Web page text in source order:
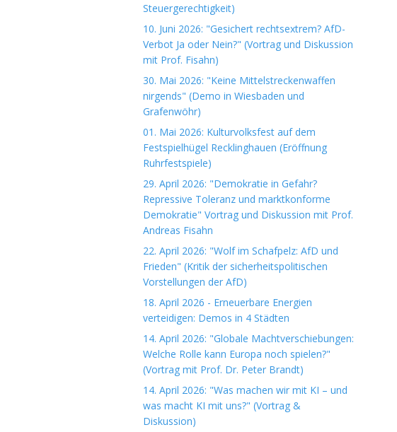
Steuergerechtigkeit)
10. Juni 2026: "Gesichert rechtsextrem? AfD-
Verbot Ja oder Nein?" (Vortrag und Diskussion
mit Prof. Fisahn)
30. Mai 2026: "Keine Mittelstreckenwaffen
nirgends" (Demo in Wiesbaden und
Grafenwöhr)
01. Mai 2026: Kulturvolksfest auf dem
Festspielhügel Recklinghauen (Eröffnung
Ruhrfestspiele)
29. April 2026: "Demokratie in Gefahr?
Repressive Toleranz und marktkonforme
Demokratie" Vortrag und Diskussion mit Prof.
Andreas Fisahn
22. April 2026: "Wolf im Schafpelz: AfD und
Frieden" (Kritik der sicherheitspolitischen
Vorstellungen der AfD)
18. April 2026 - Erneuerbare Energien
verteidigen: Demos in 4 Städten
14. April 2026: "Globale Machtverschiebungen:
Welche Rolle kann Europa noch spielen?"
(Vortrag mit Prof. Dr. Peter Brandt)
14. April 2026: "Was machen wir mit KI – und
was macht KI mit uns?" (Vortrag &
Diskussion)